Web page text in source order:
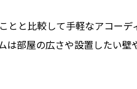
とと比較して手軽なアコーデ
は部屋の広さや設置したい壁